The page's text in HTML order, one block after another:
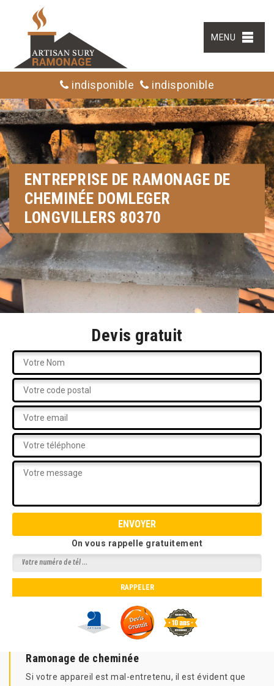
MENU
indisponible indisponible
ENTREPRISE DE RAMONAGE DE
CHEMINÉE DOMLEGER
LONGVILLERS 80370
Devis gratuit
On vous rappelle gratuitement
Ramonage de cheminée
Si votre appareil est mal-entretenu, il est évident que